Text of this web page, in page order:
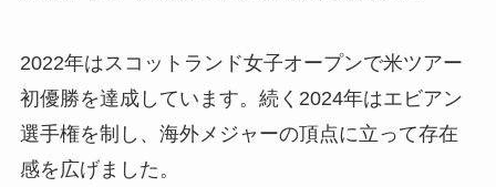
2022年はスコットランド女子オープンで米ツアー
初優勝を達成しています。続く2024年はエビアン
選手権を制し、海外メジャーの頂点に立って存在
感を広げました。